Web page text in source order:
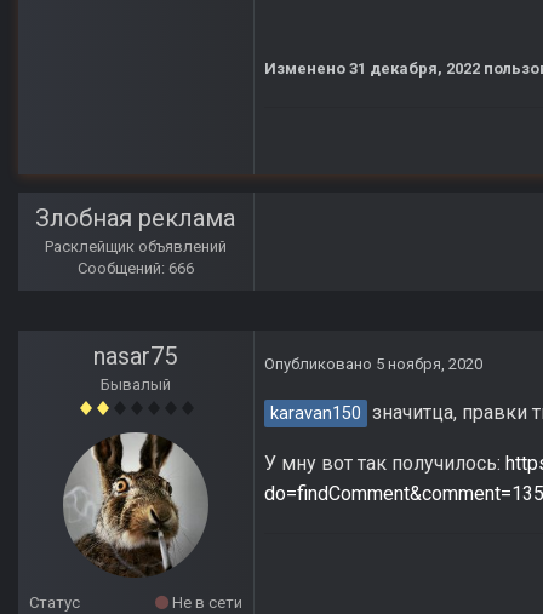
Изменено 31 декабря, 2022
Злобная реклама
Расклейщик объявлений
Сообщений: 666
nasar75
Бывалый
Статус
Не в сети
Опубликовано 5 ноября, 2020
karavan150 значитца, правки
У мну вот так получилось: